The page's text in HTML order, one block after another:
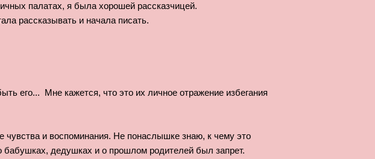
я была хорошей рассказчицей.
рассказывать и начала писать.
его... Мне кажется, что это их личное отражение избегания
чувства и воспоминания. Не понаслышке знаю, к чему это
дедушках и о прошлом родителей был запрет.